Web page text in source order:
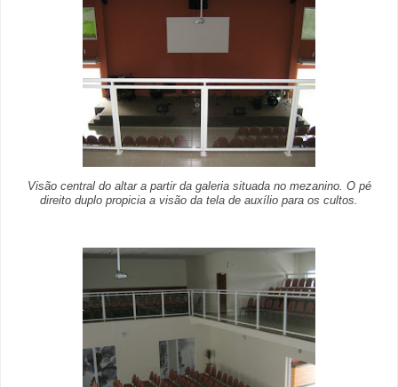
Visão central do altar a partir da galeria situada no mezanino. O pé
direito duplo propicia a visão da tela de auxílio para os cultos.